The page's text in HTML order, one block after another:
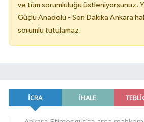
ve tüm sorumluluğu üstleniyorsunuz.
Güçlü Anadolu - Son Dakika Ankara
sorumlu tutulamaz.